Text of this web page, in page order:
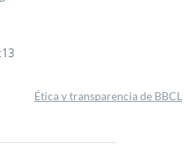
Ética y transparencia de BBCL